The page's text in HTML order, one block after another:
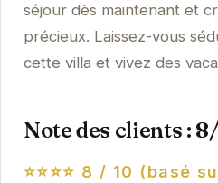
séjour dès maintenant et
précieux. Laissez-vous
cette villa et vivez des
Note des clients :
⭐⭐⭐⭐ 8 / 10 (basé